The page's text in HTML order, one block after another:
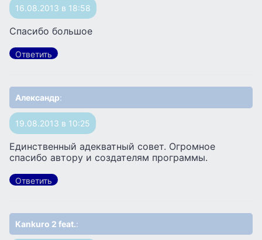
16.08.2013 в 18:58
Спасибо большое
Ответить
Александр:
19.08.2013 в 10:25
Единственный адекватный совет. Огромное
спасибо автору и создателям программы.
Ответить
Kankuro 2 feat.: